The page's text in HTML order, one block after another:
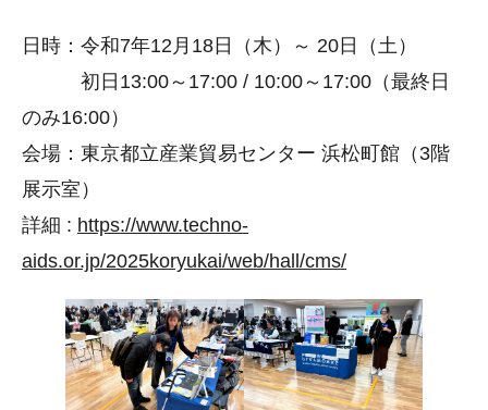
日時：令和7年12月18日（木）～ 20日（土）
初日13:00～17:00 / 10:00～17:00（最終日
のみ16:00）
会場：東京都立産業貿易センター 浜松町館（3階
展示室）
詳細 : https://www.techno-
aids.or.jp/2025koryukai/web/hall/cms/